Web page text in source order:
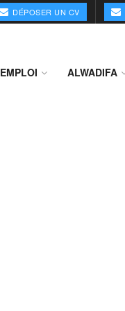
DÉPOSER UN CV
EMPLOI ALWADIFA